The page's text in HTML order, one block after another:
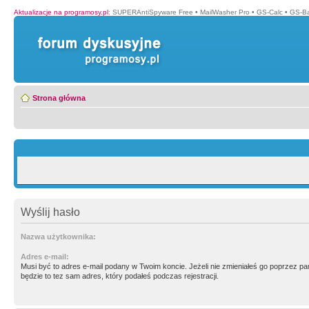
Aktualizacje na programosy.pl: SUPERAntiSpyware Free • MailWasher Pro • GS-Calc • GS-
Strona główna
Wyślij hasło
Nazwa użytkownika:
Adres e-mail:
Musi być to adres e-mail podany w Twoim koncie. Jeżeli nie zmieniałeś go poprzez
będzie to tez sam adres, który podałeś podczas rejestracji.